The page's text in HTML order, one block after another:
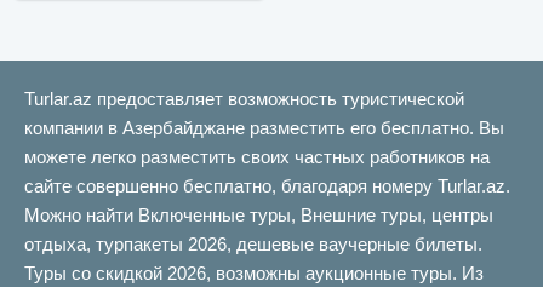
Turlar.az предоставляет возможность туристической
компании в Азербайджане разместить его бесплатно. Вы
можете легко разместить своих частных работников на
сайте совершенно бесплатно, благодаря номеру Turlar.az.
Можно найти Включенные туры, Внешние туры, центры
отдыха, турпакеты 2026, дешевые ваучерные билеты.
Туры со скидкой 2026, возможны аукционные туры. Из